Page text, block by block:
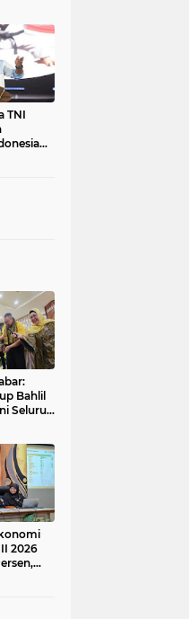
TNI
Bahlil
Seluruh
2026